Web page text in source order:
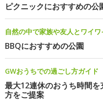
ピクニックにおすすめの公
自然の中で家族や友人とワイワ
BBQにおすすめの公園
GWおうちでの過ごし方ガイド
最大12連休のおうち時間
方をご提案